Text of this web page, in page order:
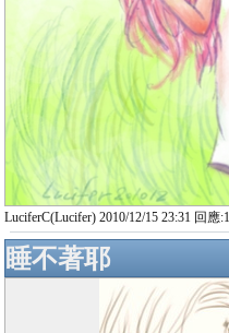
LuciferC(Lucifer) 2010/12/15 23:31 回應:1
睡不著耶